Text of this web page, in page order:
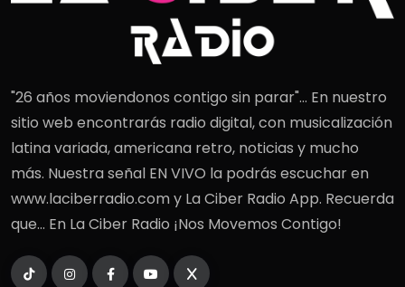
"26 años moviendonos contigo sin parar"... En nuestro
sitio web encontrarás radio digital, con musicalización
latina variada, americana retro, noticias y mucho
más. Nuestra señal EN VIVO la podrás escuchar en
www.laciberradio.com y La Ciber Radio App. Recuerda
que... En La Ciber Radio ¡Nos Movemos Contigo!